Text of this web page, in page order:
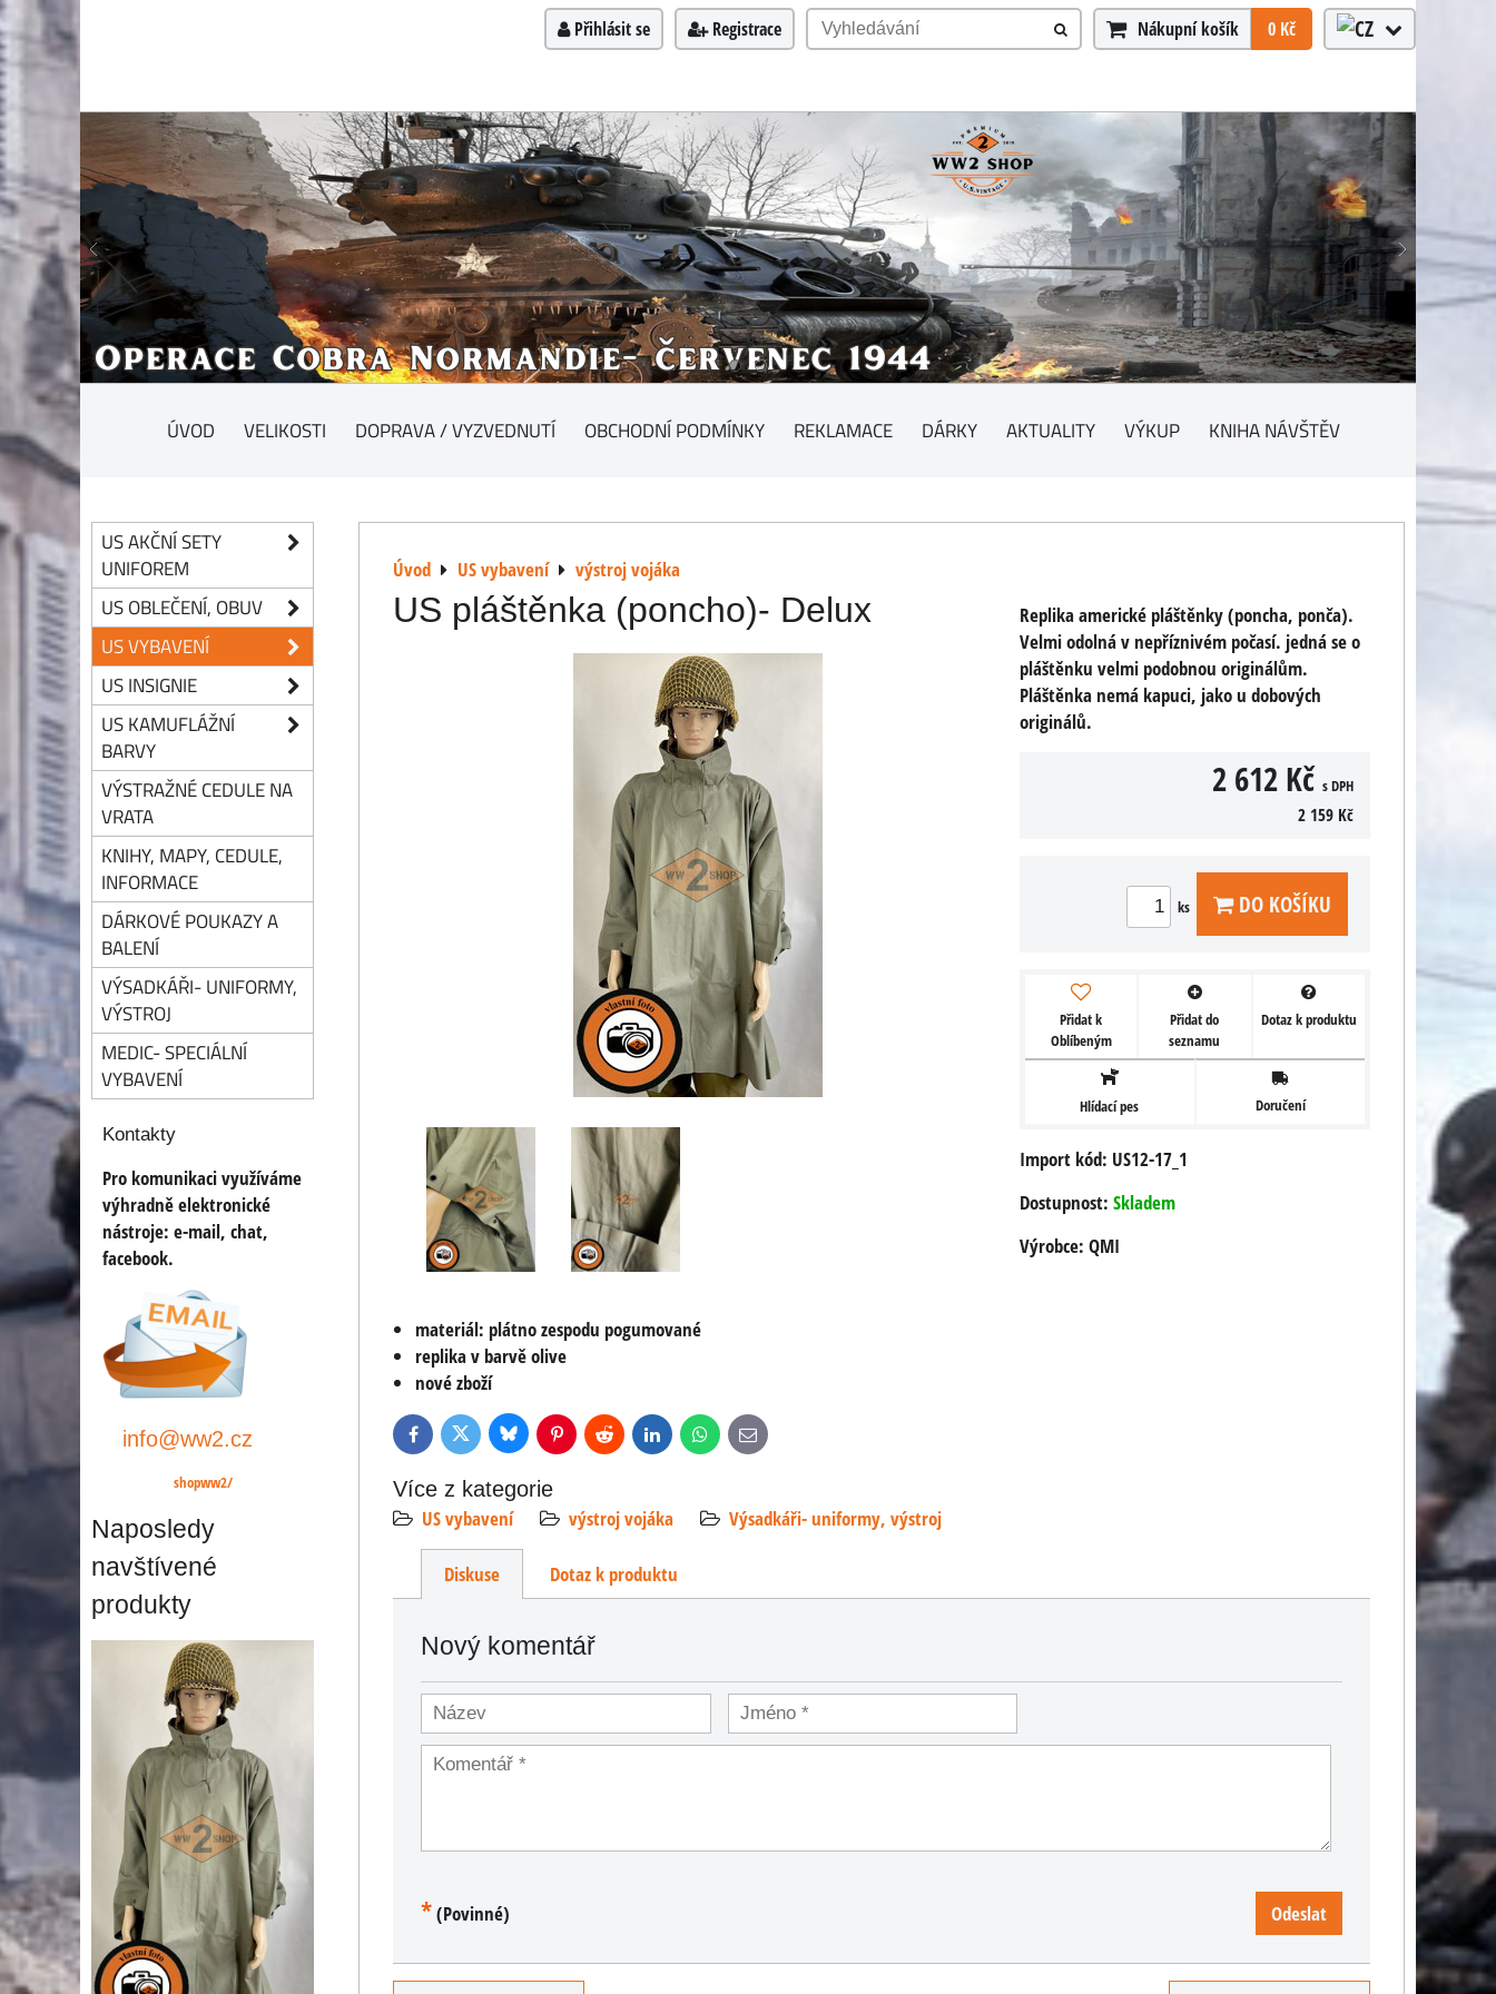
Přihlásit se Registrace Nákupní košík 0 Kč
ÚVOD VELIKOSTI DOPRAVA / VYZVEDNUTÍ OBCHODNÍ PODMÍNKY REKLAMACE DÁRKY AKTUALITY VÝKUP KNIHA NÁVŠTĚV
Úvod US vybavení výstroj vojáka
US pláštěnka (poncho)- Delux
Replika americké pláštěnky (poncha, ponča).
Velmi odolná v nepříznivém počasí. jedná se o
pláštěnku velmi podobnou originálům.
Pláštěnka nemá kapuci, jako u dobových
originálů.
2 612 Kč s DPH
2 159 Kč
ks DO KOŠÍKU
Přidat k
Oblíbeným
Přidat do
seznamu
Dotaz k produktu
Hlídací pes Doručení
Import kód: US12-17_1
Dostupnost: Skladem
Výrobce: QMI
materiál: plátno zespodu pogumované
replika v barvě olive
nové zboží
FacebookTwitter BlueskyPinterestReddit LinkedInWhatsApp
E-
mail
Více z kategorie
US vybavení
výstroj vojáka Výsadkáři- uniformy, výstroj
Diskuse Dotaz k produktu
Nový komentář
*(Povinné) Odeslat
US AKČNÍ SETY
UNIFOREM
US OBLEČENÍ, OBUV
US VYBAVENÍ
US INSIGNIE
US KAMUFLÁŽNÍ
BARVY
VÝSTRAŽNÉ CEDULE NA
VRATA
KNIHY, MAPY, CEDULE,
INFORMACE
DÁRKOVÉ POUKAZY A
BALENÍ
VÝSADKÁŘI- UNIFORMY,
VÝSTROJ
MEDIC- SPECIÁLNÍ
VYBAVENÍ
Kontakty
Pro komunikaci využíváme
výhradně elektronické
nástroje: e-mail, chat,
facebook.
info@ww2.cz
shopww2/
Naposledy
navštívené
produkty